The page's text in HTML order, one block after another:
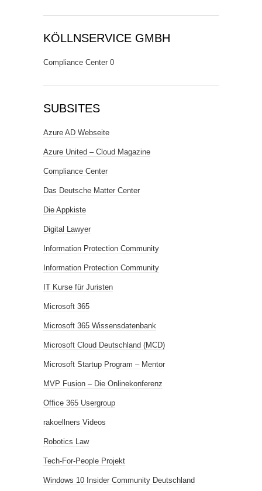
KÖLLNSERVICE GMBH
Compliance Center 0
SUBSITES
Azure AD Webseite
Azure United – Cloud Magazine
Compliance Center
Das Deutsche Matter Center
Die Appkiste
Digital Lawyer
Information Protection Community
Information Protection Community
IT Kurse für Juristen
Microsoft 365
Microsoft 365 Wissensdatenbank
Microsoft Cloud Deutschland (MCD)
Microsoft Startup Program – Mentor
MVP Fusion – Die Onlinekonferenz
Office 365 Usergroup
rakoellners Videos
Robotics Law
Tech-For-People Projekt
Windows 10 Insider Community Deutschland